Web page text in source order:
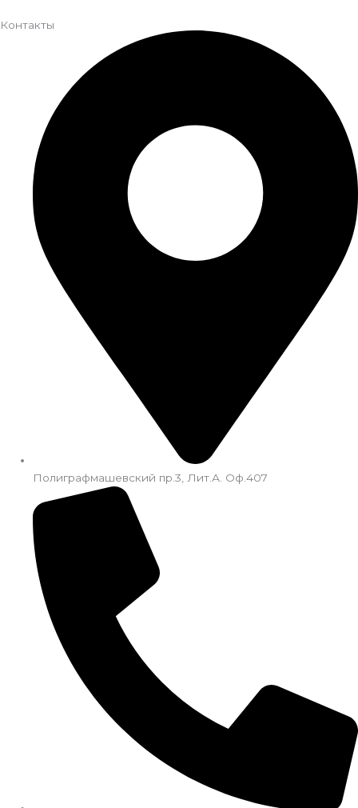
Контакты
Полиграфмашевский пр.3, Лит.А. Оф.407